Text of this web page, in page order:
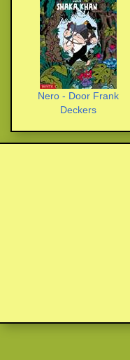
Nero - Door Frank
Deckers